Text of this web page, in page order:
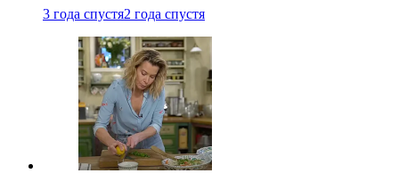
3 года спустя2 года спустя